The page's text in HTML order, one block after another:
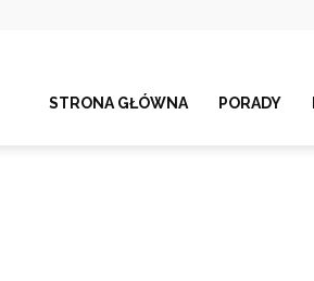
STRONA GŁÓWNA PORADY